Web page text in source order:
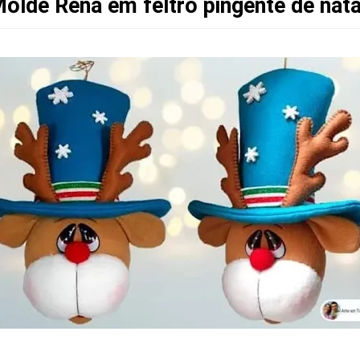
Rena em feltro pingente de